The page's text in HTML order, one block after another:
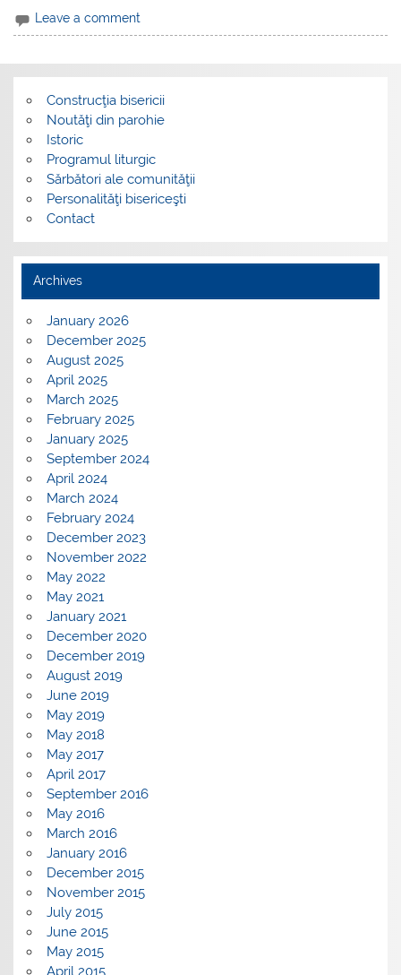
Leave a comment
Construcţia bisericii
Noutăţi din parohie
Istoric
Programul liturgic
Sărbători ale comunităţii
Personalităţi bisericeşti
Contact
Archives
January 2026
December 2025
August 2025
April 2025
March 2025
February 2025
January 2025
September 2024
April 2024
March 2024
February 2024
December 2023
November 2022
May 2022
May 2021
January 2021
December 2020
December 2019
August 2019
June 2019
May 2019
May 2018
May 2017
April 2017
September 2016
May 2016
March 2016
January 2016
December 2015
November 2015
July 2015
June 2015
May 2015
April 2015